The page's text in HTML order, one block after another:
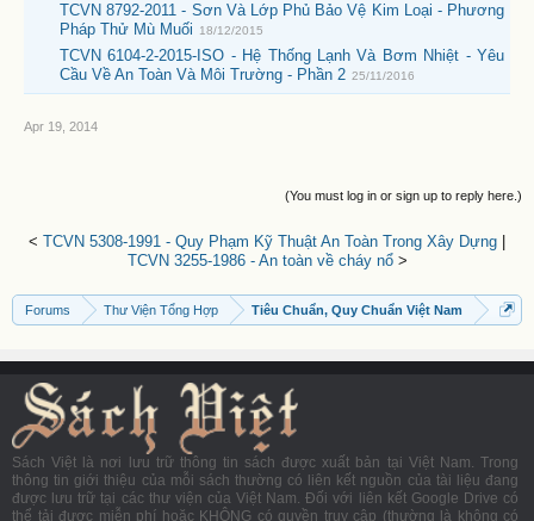
TCVN 8792-2011 - Sơn Và Lớp Phủ Bảo Vệ Kim Loại - Phương
Pháp Thử Mù Muối
18/12/2015
TCVN 6104-2-2015-ISO - Hệ Thống Lạnh Và Bơm Nhiệt - Yêu
Cầu Về An Toàn Và Môi Trường - Phần 2 25/11/2016
Apr 19, 2014
(You must log in or sign up to reply here.)
< TCVN 5308-1991 - Quy Phạm Kỹ Thuật An Toàn Trong Xây Dựng
TCVN 3255-1986 - An toàn về cháy nổ>
Forums Thư Viện Tổng Hợp Tiêu Chuẩn, Quy Chuẩn Việt Nam
Sách Việt là nơi lưu trữ thông tin sách được xuất bản tại Việt Nam. Trong
thông tin giới thiệu của mỗi sách thường có liên kết nguồn của tài liệu đang
được lưu trữ tại các thư viện của Việt Nam. Đối với liên kết Google Drive có
thể tải được miễn phí hoặc KHÔNG có quyền truy cập (thường là không có